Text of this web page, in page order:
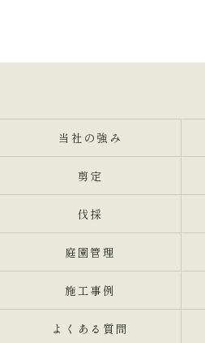
当社の強み
剪定
伐採
庭園管理
施工事例
よくある質問